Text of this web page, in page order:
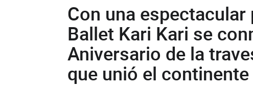
Con una
Ballet Kari Kari se
Aniversario de la
que unió el